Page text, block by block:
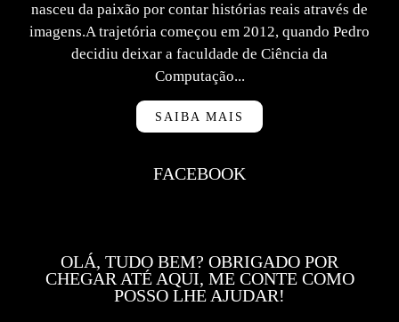
nasceu da paixão por contar histórias reais através de
imagens.A trajetória começou em 2012, quando Pedro
decidiu deixar a faculdade de Ciência da
Computação...
SAIBA MAIS
FACEBOOK
OLÁ, TUDO BEM? OBRIGADO POR
CHEGAR ATÉ AQUI, ME CONTE COMO
POSSO LHE AJUDAR!